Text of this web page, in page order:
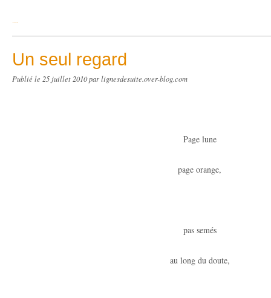
…
Un seul regard
Publié le 25 juillet 2010par lignesdesuite.over-blog.com
Page lune
page orange,
pas semés
au long du doute,